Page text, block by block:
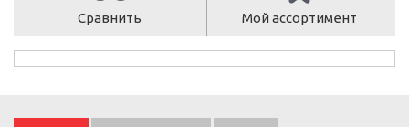
Сравнить Мой ассортимент